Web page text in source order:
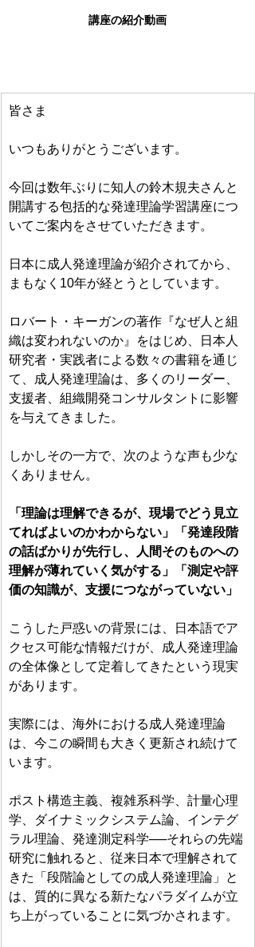
講座の紹介動画
皆さま
いつもありがとうございます。
今回は数年ぶりに知人の鈴木規夫さんと
開講する包括的な発達理論学習講座につ
いてご案内をさせていただきます。
日本に成人発達理論が紹介されてから、
まもなく10年が経とうとしています。
ロバート・キーガンの著作『なぜ人と組
織は変われないのか』をはじめ、日本人
研究者・実践者による数々の書籍を通じ
て、成人発達理論は、多くのリーダー、
支援者、組織開発コンサルタントに影響
を与えてきました。
しかしその一方で、次のような声も少な
くありません。
「理論は理解できるが、現場でどう見立
てればよいのかわからない」「発達段階
の話ばかりが先行し、人間そのものへの
理解が薄れていく気がする」「測定や評
価の知識が、支援につながっていない」
こうした戸惑いの背景には、日本語でア
クセス可能な情報だけが、成人発達理論
の全体像として定着してきたという現実
があります。
実際には、海外における成人発達理論
は、今この瞬間も大きく更新され続けて
います。
ポスト構造主義、複雑系科学、計量心理
学、ダイナミックシステム論、インテグ
ラル理論、発達測定科学──それらの先端
研究に触れると、従来日本で理解されて
きた「段階論としての成人発達理論」と
は、質的に異なる新たなパラダイムが立
ち上がっていることに気づかされます。